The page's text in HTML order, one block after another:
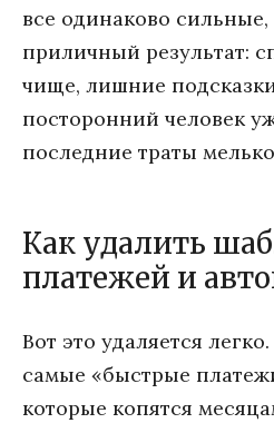
все одинаково
приличный результат:
чище, лишние
посторонний человек
последние траты
Как удалить
платежей и
Вот это удаляется
самые «быстрые
которые копятся